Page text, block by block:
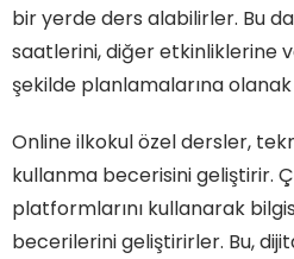
bir yerde ders alabilirler. Bu
saatlerini, diğer etkinliklerine
şekilde planlamalarına olanak
Online ilkokul özel dersler,
kullanma becerisini geliştirir.
platformlarını kullanarak
becerilerini geliştirirler. Bu,